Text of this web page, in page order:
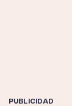
PUBLICIDAD